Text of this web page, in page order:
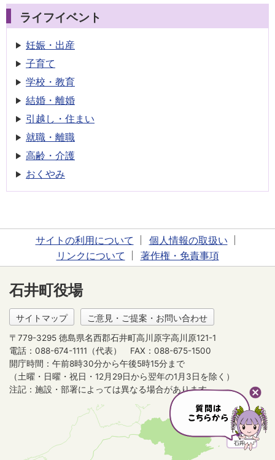
ライフイベント
妊娠・出産
子育て
学校・教育
結婚・離婚
引越し・住まい
就職・離職
高齢・介護
おくやみ
サイトの利用について
個人情報の取扱い
リンクについて
著作権・免責事項
石井町役場
サイトマップ ご意見・ご提案・お問い合わせ
〒779-3295 徳島県名西郡石井町高川原字高川原121-1
電話：088-674-1111（代表）
FAX：088-675-1500
開庁時間：午前8時30分から午後5時15分まで
（土曜・日曜・祝日・12月29日から翌年の1月3日を除く）
注記：施設・部署によっては異なる場合があります。